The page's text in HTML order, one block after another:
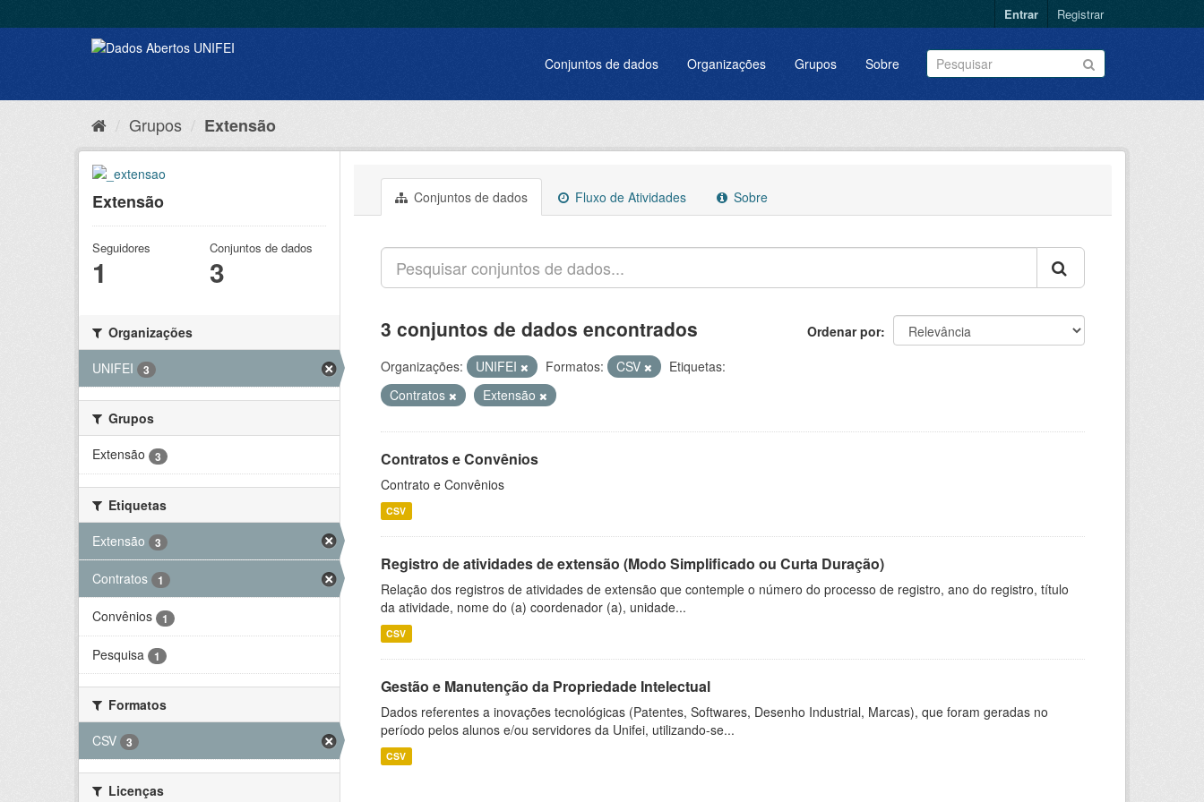
Entrar Registrar
Conjuntos de dados Organizações Grupos Sobre
Grupos Extensão
Extensão
Seguidores
1
Conjuntos de dados
3
Organizações
UNIFEI
3
Grupos
Extensão
3
Etiquetas
Extensão
3
Contratos 1
Convênios 1
Pesquisa 1
Formatos
CSV
3
Licenças
Conjuntos de dados Fluxo de Atividades Sobre
Ordenar por
3 conjuntos de dados encontrados
Organizações: UNIFEI Formatos: CSV
Etiquetas:
Contratos
Extensão
Contratos e Convênios
Contrato e Convênios
CSV
Registro de atividades de extensão (Modo Simplificado ou Curta Duração)
Relação dos registros de atividades de extensão que contemple o número do processo de registro, ano do registro, título
da atividade, nome do (a) coordenador (a), unidade...
CSV
Gestão e Manutenção da Propriedade Intelectual
Dados referentes a inovações tecnológicas (Patentes, Softwares, Desenho Industrial, Marcas), que foram geradas no
período pelos alunos e/ou servidores da Unifei, utilizando-se...
CSV